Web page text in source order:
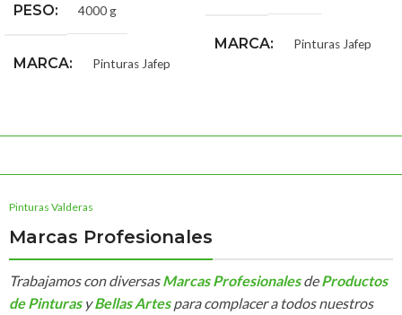
PESO 4000 g
MARCA Pinturas Jafep
MARCA Pinturas Jafep
Pinturas Valderas
Marcas Profesionales
Trabajamos con diversasMarcas Profesionales deProductos
de Pinturas yBellas Artespara complacer a todos nuestros